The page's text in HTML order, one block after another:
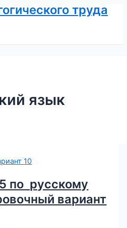
труда
язык
по русскому
вариант